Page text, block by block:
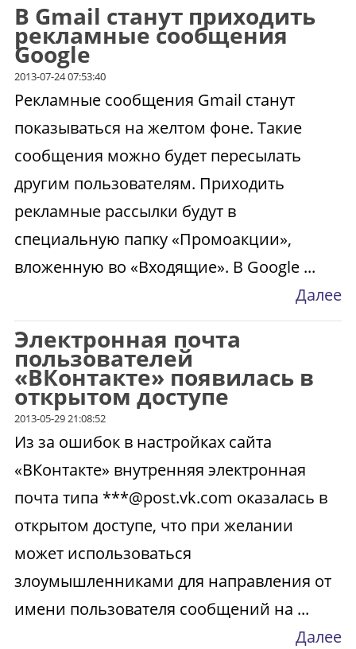
В Gmail станут приходить
рекламные сообщения
Google
2013-07-24 07:53:40
Рекламные сообщения Gmail станут
показываться на желтом фоне. Такие
сообщения можно будет пересылать
другим пользователям. Приходить
рекламные рассылки будут в
специальную папку «Промоакции»,
вложенную во «Входящие». В Google ...
Далее
Электронная почта
пользователей
«ВКонтакте» появилась в
открытом доступе
2013-05-29 21:08:52
Из за ошибок в настройках сайта
«ВКонтакте» внутренняя электронная
почта типа ***@post.vk.com оказалась в
открытом доступе, что при желании
может использоваться
злоумышленниками для направления от
имени пользователя сообщений на ...
Далее